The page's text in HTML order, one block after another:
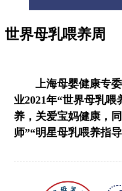
世界母乳喂养周
上海母婴健康专
业2021年“世界母乳
养，关爱宝妈健康，
师”“明星母乳喂养指